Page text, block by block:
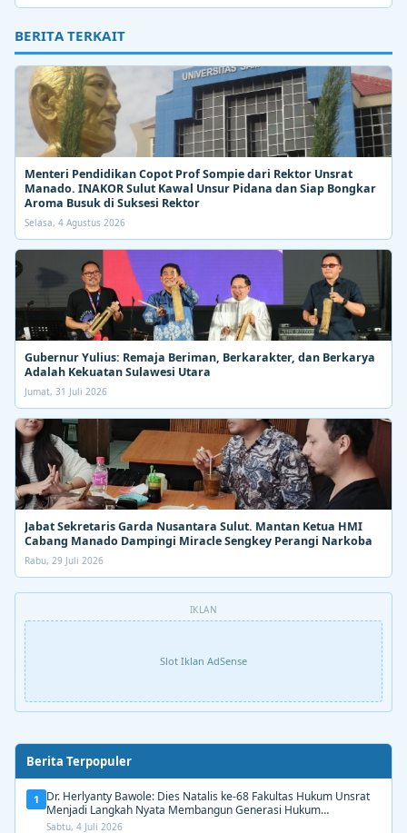
BERITA TERKAIT
Menteri Pendidikan Copot Prof Sompie dari Rektor Unsrat
Manado. INAKOR Sulut Kawal Unsur Pidana dan Siap Bongkar
Aroma Busuk di Suksesi Rektor
Selasa, 4 Agustus 2026
Gubernur Yulius: Remaja Beriman, Berkarakter, dan Berkarya
Adalah Kekuatan Sulawesi Utara
Jumat, 31 Juli 2026
Jabat Sekretaris Garda Nusantara Sulut. Mantan Ketua HMI
Cabang Manado Dampingi Miracle Sengkey Perangi Narkoba
Rabu, 29 Juli 2026
IKLAN
Slot Iklan AdSense
Berita Terpopuler
1
Dr. Herlyanty Bawole: Dies Natalis ke-68 Fakultas Hukum Unsrat
Menjadi Langkah Nyata Membangun Generasi Hukum
Berdampak
Sabtu, 4 Juli 2026